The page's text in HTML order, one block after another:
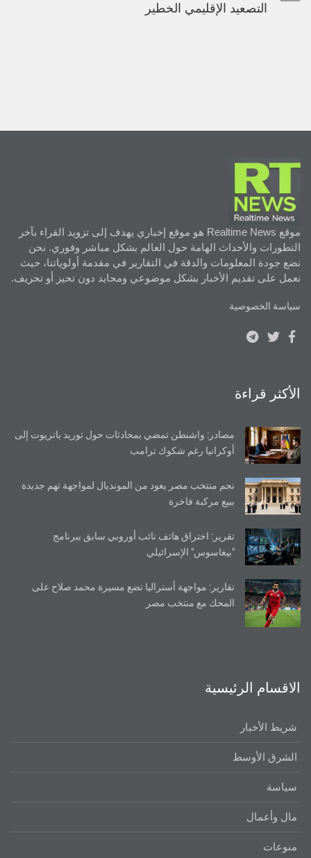
التصعيد الإقليمي الخطير
موقع Realtime News هو موقع إخباري يهدف إلى تزويد القراء بآخر
التطورات والأحداث الهامة حول العالم بشكل مباشر وفوري. نحن
نضع جودة المعلومات والدقة في التقارير في مقدمة أولوياتنا، حيث
نعمل على تقديم الأخبار بشكل موضوعي ومحايد دون تحيز أو تحريف.
سياسة الخصوصية
الأكثر قراءة
مصادر: واشنطن تمضي بمحادثات حول توريد باتريوت إلى
أوكرانيا رغم شكوك ترامب
نجم منتخب مصر يعود من المونديال لمواجهة تهم جديدة
ببيع مركبة فاخرة
تقرير: اختراق هاتف نائب أوروبي سابق ببرنامج
"بيغاسوس" الإسرائيلي
تقارير: مواجهة أستراليا تضع مسيرة محمد صلاح على
المحك مع منتخب مصر
الاقسام الرئيسية
شريط الأخبار
الشرق الأوسط
سياسة
مال وأعمال
منوعات